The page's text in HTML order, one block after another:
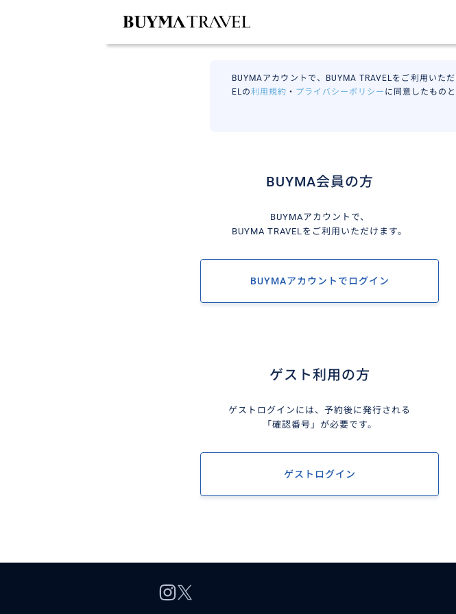
BUYMAアカウントで、BUYMA TRAVELをご利用いた
ELの利用規約 ・ プライバシーポリシー に同意したもの
BUYMA会員の方
BUYMAアカウントで、
BUYMA TRAVELをご利用いただけます。
BUYMAアカウントでログイン
ゲスト利用の方
ゲストログインには、予約後に発行される
「確認番号」が必要です。
ゲストログイン